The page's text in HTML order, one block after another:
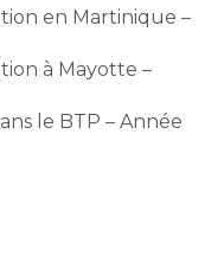
en Martinique –
à Mayotte –
le BTP – Année